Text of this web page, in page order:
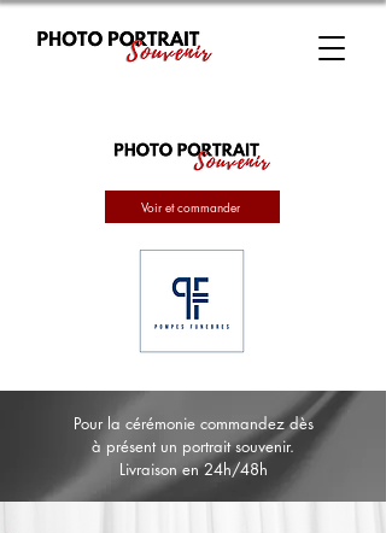
Voir et commander
Pour la cérémonie commandez dès
à présent un portrait souvenir.
Livraison en 24h/48h